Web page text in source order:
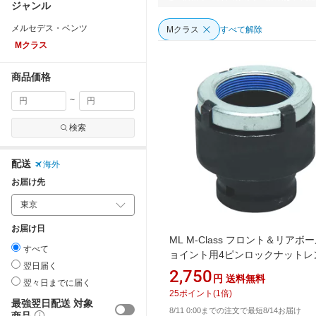
ジャンル
メルセデス・ベンツ
Mクラス
商品価格
~
検索
配送
海外
お届け先
お届け日
すべて
翌日届く
翌々日までに届く
最強翌日配送 対象
Mクラス すべて解除
ML M-Class フロント＆リアボー
ョイント用4ピンロックナットレ
B095
2,750 円 送料無料
25ポイント (1倍)
8/11 0:00までの注文で最短8/14お届け